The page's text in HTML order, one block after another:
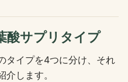
酸サプリタイプ
タイプを4つに分け、それ
します。